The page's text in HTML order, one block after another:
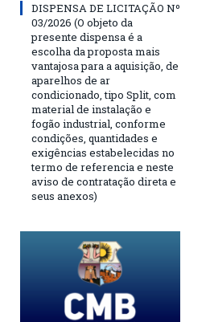
DISPENSA DE LICITAÇÃO Nº
03/2026 (O objeto da
presente dispensa é a
escolha da proposta mais
vantajosa para a aquisição, de
aparelhos de ar
condicionado, tipo Split, com
material de instalação e
fogão industrial, conforme
condições, quantidades e
exigências estabelecidas no
termo de referencia e neste
aviso de contratação direta e
seus anexos)